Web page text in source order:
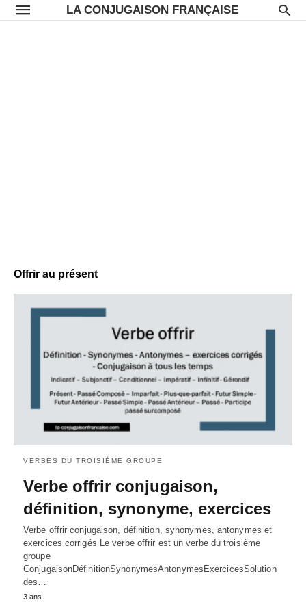
LA CONJUGAISON FRANÇAISE
Offrir au présent
VERBES DU TROISIÈME GROUPE
Verbe offrir conjugaison,
définition, synonyme, exercices
Verbe offrir conjugaison, définition, synonymes, antonymes et
exercices corrigés Le verbe offrir est un verbe du troisième
groupe
ConjugaisonDéfinitionSynonymesAntonymesExercicesSolution
des…
3 ans